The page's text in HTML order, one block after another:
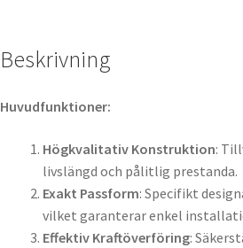
Beskrivning
Huvudfunktioner:
Högkvalitativ Konstruktion:
livslängd och pålitlig prestanda.
Exakt Passform: Specifikt
vilket garanterar enkel
Effektiv Kraftöverföring: